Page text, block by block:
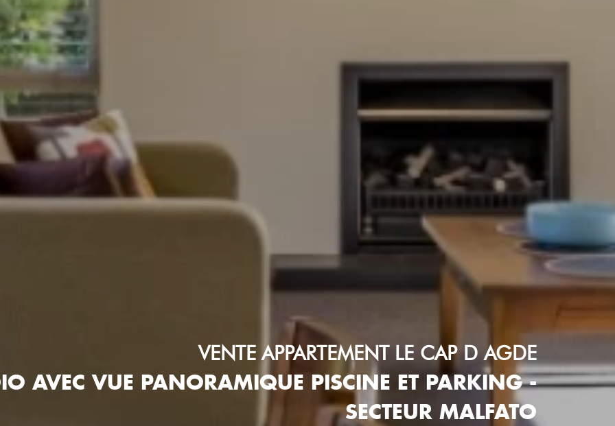
VENTE APPARTEMENT LE CAP D AGDE
AVEC VUE PANORAMIQUE PISCINE ET PARKING -
SECTEUR MALFATO